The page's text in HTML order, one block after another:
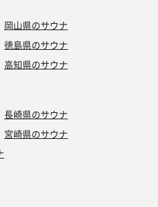
岡山県のサウナ
徳島県のサウナ
高知県のサウナ
長崎県のサウナ
宮崎県のサウナ